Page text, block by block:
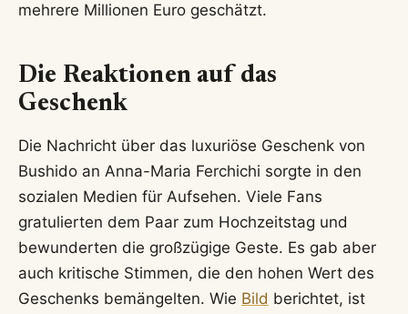
mehrere Millionen Euro geschätzt.
Die Reaktionen auf das
Geschenk
Die Nachricht über das luxuriöse Geschenk von
Bushido an Anna-Maria Ferchichi sorgte in den
sozialen Medien für Aufsehen. Viele Fans
gratulierten dem Paar zum Hochzeitstag und
bewunderten die großzügige Geste. Es gab aber
auch kritische Stimmen, die den hohen Wert des
Geschenks bemängelten. Wie Bild berichtet, ist